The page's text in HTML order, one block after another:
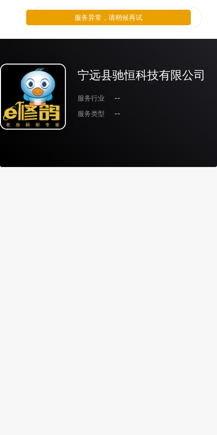
宁远县驰恒科技有限公司
服务行业
--
服务类型
--
服务异常，请稍候再试